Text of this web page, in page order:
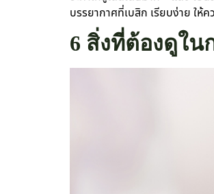
บรรยากาศที่เบสิก เรียบง่าย ใ
6 สิ่งที่ต้องดูใ